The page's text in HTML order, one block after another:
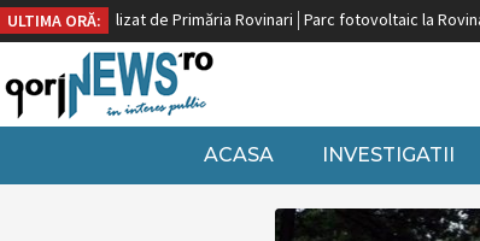
ULTIMA ORĂ:finalizat de Primăria Rovinari Parc fotovoltaic la Rovinari
ACASA INVESTIGATII